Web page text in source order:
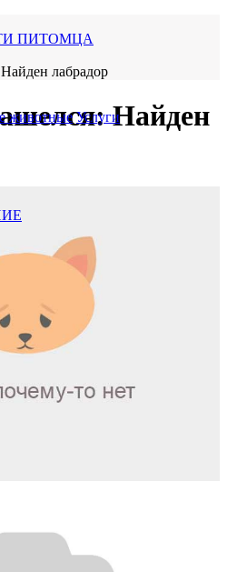
ПИТОМЦА
животные Услуги
лабрадор
Найден